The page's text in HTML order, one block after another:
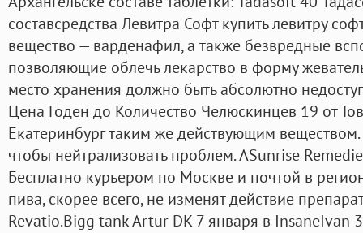
составсредства Левитра Софт купить левитру
вещество — варденафил, а также безвредные
позволяющие облечь лекарство в форму
место хранения должно быть абсолютно
Цена Годен до Количество Челюскинцев 19 от
Екатеринбург таким же действующим
чтобы нейтрализовать проблем. ASunrise
Бесплатно курьером по Москве и почтой в
пива, скорее всего, не изменят действие
Revatio.Bigg tank Artur DK 7 января в InsaneIvan